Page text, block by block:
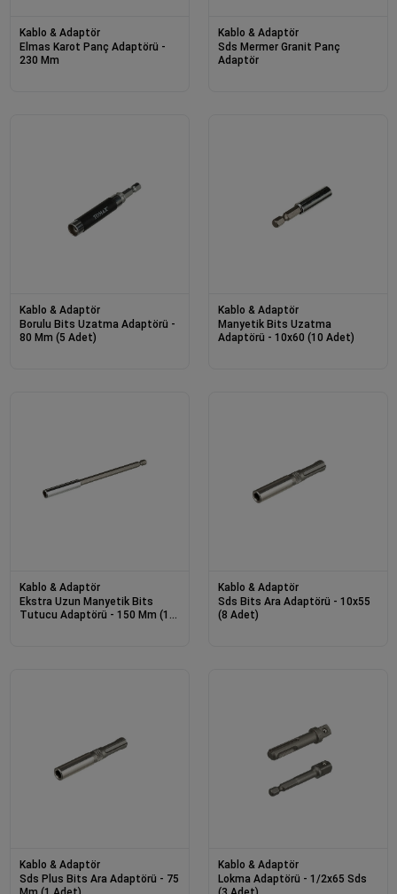
Kablo & Adaptör
Elmas Karot Panç Adaptörü -
230 Mm
Kablo & Adaptör
Sds Mermer Granit Panç
Adaptör
Kablo & Adaptör
Borulu Bits Uzatma Adaptörü -
80 Mm (5 Adet)
Kablo & Adaptör
Manyetik Bits Uzatma
Adaptörü - 10x60 (10 Adet)
Kablo & Adaptör
Ekstra Uzun Manyetik Bits
Tutucu Adaptörü - 150 Mm (1
Kablo & Adaptör
Sds Bits Ara Adaptörü - 10x55
(8 Adet)
Kablo & Adaptör
Sds Plus Bits Ara Adaptörü - 75
Kablo & Adaptör
Lokma Adaptörü - 1/2x65 Sds